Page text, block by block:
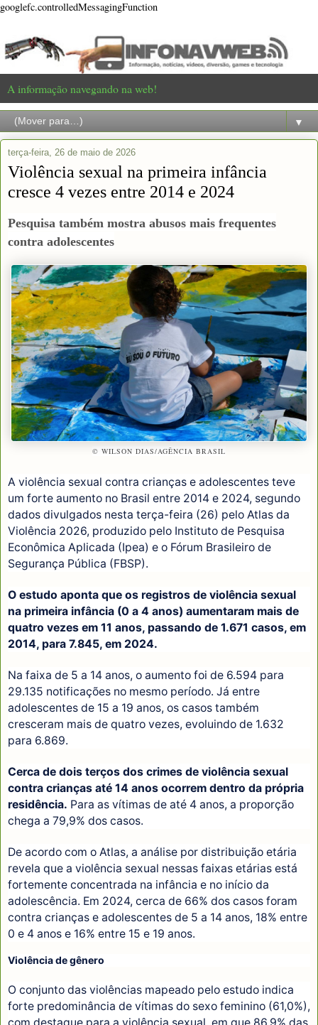
googlefc.controlledMessagingFunction
A informação navegando na web!
▼
terça-feira, 26 de maio de 2026
Violência sexual na primeira infância
cresce 4 vezes entre 2014 e 2024
Pesquisa também mostra abusos mais frequentes
contra adolescentes
© WILSON DIAS/AGÊNCIA BRASIL
A violência sexual contra crianças e adolescentes teve
um forte aumento no Brasil entre 2014 e 2024, segundo
dados divulgados nesta terça-feira (26) pelo Atlas da
Violência 2026, produzido pelo Instituto de Pesquisa
Econômica Aplicada (Ipea) e o Fórum Brasileiro de
Segurança Pública (FBSP).
O estudo aponta que os registros de violência sexual
na primeira infância (0 a 4 anos) aumentaram mais de
quatro vezes em 11 anos, passando de 1.671 casos, em
2014, para 7.845, em 2024.
Na faixa de 5 a 14 anos, o aumento foi de 6.594 para
29.135 notificações no mesmo período. Já entre
adolescentes de 15 a 19 anos, os casos também
cresceram mais de quatro vezes, evoluindo de 1.632
para 6.869.
Cerca de dois terços dos crimes de violência sexual
contra crianças até 14 anos ocorrem dentro da própria
residência. Para as vítimas de até 4 anos, a proporção
chega a 79,9% dos casos.
De acordo com o Atlas, a análise por distribuição etária
revela que a violência sexual nessas faixas etárias está
fortemente concentrada na infância e no início da
adolescência. Em 2024, cerca de 66% dos casos foram
contra crianças e adolescentes de 5 a 14 anos, 18% entre
0 e 4 anos e 16% entre 15 e 19 anos.
Violência de gênero
O conjunto das violências mapeado pelo estudo indica
forte predominância de vítimas do sexo feminino (61,0%),